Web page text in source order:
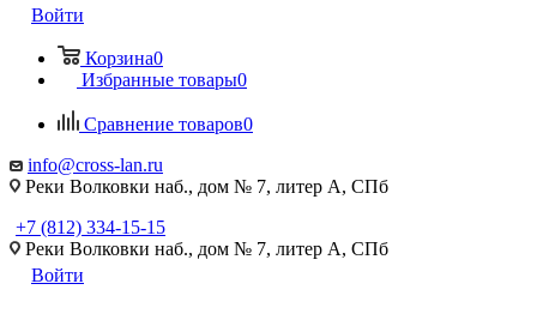
Войти
Корзина0
Избранные товары0
Сравнение товаров0
info@cross-lan.ru
Реки Волковки наб., дом № 7, литер А, СПб
+7 (812) 334-15-15
Реки Волковки наб., дом № 7, литер А, СПб
Войти